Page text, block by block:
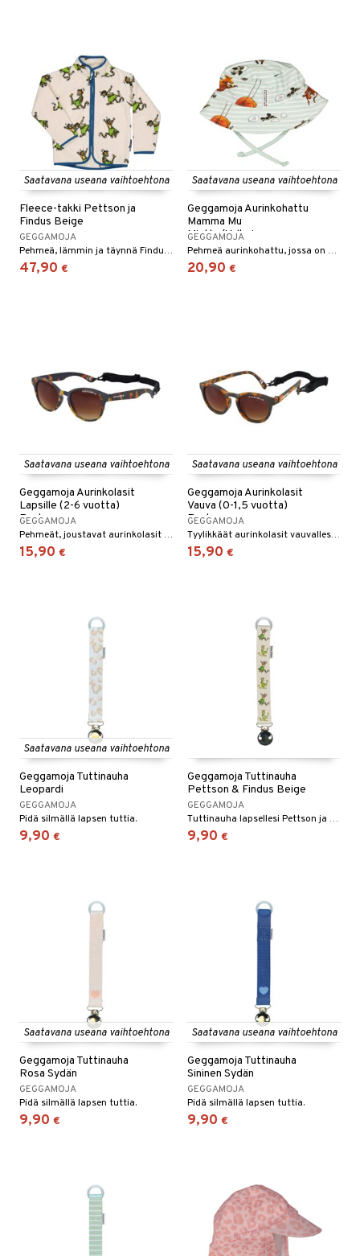
Saatavana useana vaihtoehtona
Fleece-takki Pettson ja
Findus Beige
GEGGAMOJA
Pehmeä, lämmin ja täynnä Finduksen kepposia!
47,90 €
Saatavana useana vaihtoehtona
Geggamoja Aurinkohattu
Mamma Mu
Minttu/Valkoinen
GEGGAMOJA
Pehmeä aurinkohattu, jossa on nauhat.
20,90 €
Saatavana useana vaihtoehtona
Geggamoja Aurinkolasit
Lapsille (2-6 vuotta)
Ruskea
GEGGAMOJA
Pehmeät, joustavat aurinkolasit irrotettavalla joustonauhalla.
15,90 €
Saatavana useana vaihtoehtona
Geggamoja Aurinkolasit
Vauva (0-1,5 vuotta)
Ruskea
GEGGAMOJA
Tyylikkäät aurinkolasit vauvallesi irrotettavalla joustolla.
15,90 €
Saatavana useana vaihtoehtona
Geggamoja Tuttinauha
Leopardi
GEGGAMOJA
Pidä silmällä lapsen tuttia.
9,90 €
Geggamoja Tuttinauha
Pettson & Findus Beige
GEGGAMOJA
Tuttinauha lapsellesi Pettson ja Findus -kuviolla.
9,90 €
Saatavana useana vaihtoehtona
Geggamoja Tuttinauha
Rosa Sydän
GEGGAMOJA
Pidä silmällä lapsen tuttia.
9,90 €
Saatavana useana vaihtoehtona
Geggamoja Tuttinauha
Sininen Sydän
GEGGAMOJA
Pidä silmällä lapsen tuttia.
9,90 €